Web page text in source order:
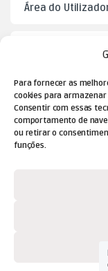
Para fornecer as
cookies para
Consentir com essas
comportamento de
ou retirar o
funções.
Área do